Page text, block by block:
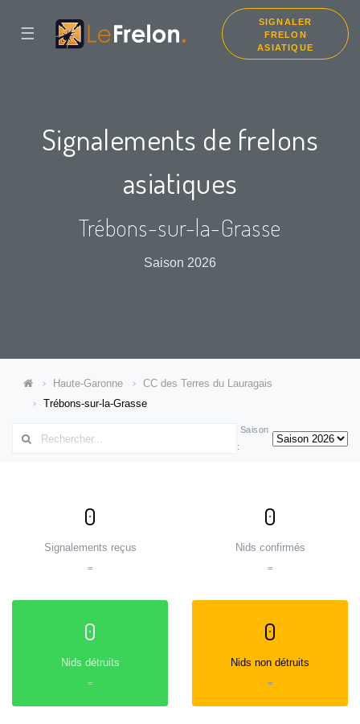
☰
SIGNALER
FRELON
ASIATIQUE
Signalements de frelons
asiatiques
Trébons-sur-la-Grasse
Saison 2026
Haute-Garonne
CC des Terres du Lauragais
Trébons-sur-la-Grasse
Saison
:
0
Signalements reçus
=
0
Nids confirmés
=
0
Nids détruits
=
0
Nids non détruits
=